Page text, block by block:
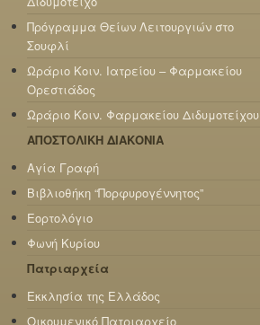
Πρόγραμμα Θείων Λειτουργιών στο
Σουφλί
Ωράριο Κοιν. Ιατρείου – Φαρμακείου
Ορεστιάδος
Ωράριο Κοιν. Φαρμακείου Διδυμοτείχου
ΑΠΟΣΤΟΛΙΚΗ ΔΙΑΚΟΝΙΑ
Αγία Γραφή
Βιβλιοθήκη “Πορφυρογέννητος”
Εορτολόγιο
Φωνή Κυρίου
Πατριαρχεία
Εκκλησία της Ελλάδος
Οικουμενικό Πατριαρχείο